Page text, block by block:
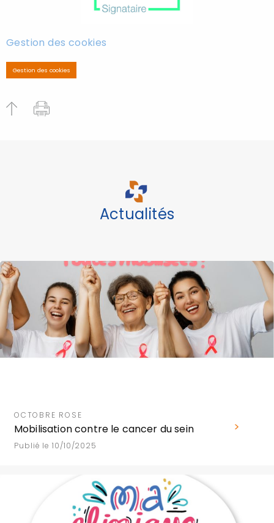
Gestion des cookies
Gestion des cookies
Actualités
OCTOBRE ROSE
Mobilisation contre le cancer du sein
Publié le 10/10/2025